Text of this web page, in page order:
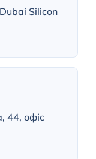
Silicon
44, офіс